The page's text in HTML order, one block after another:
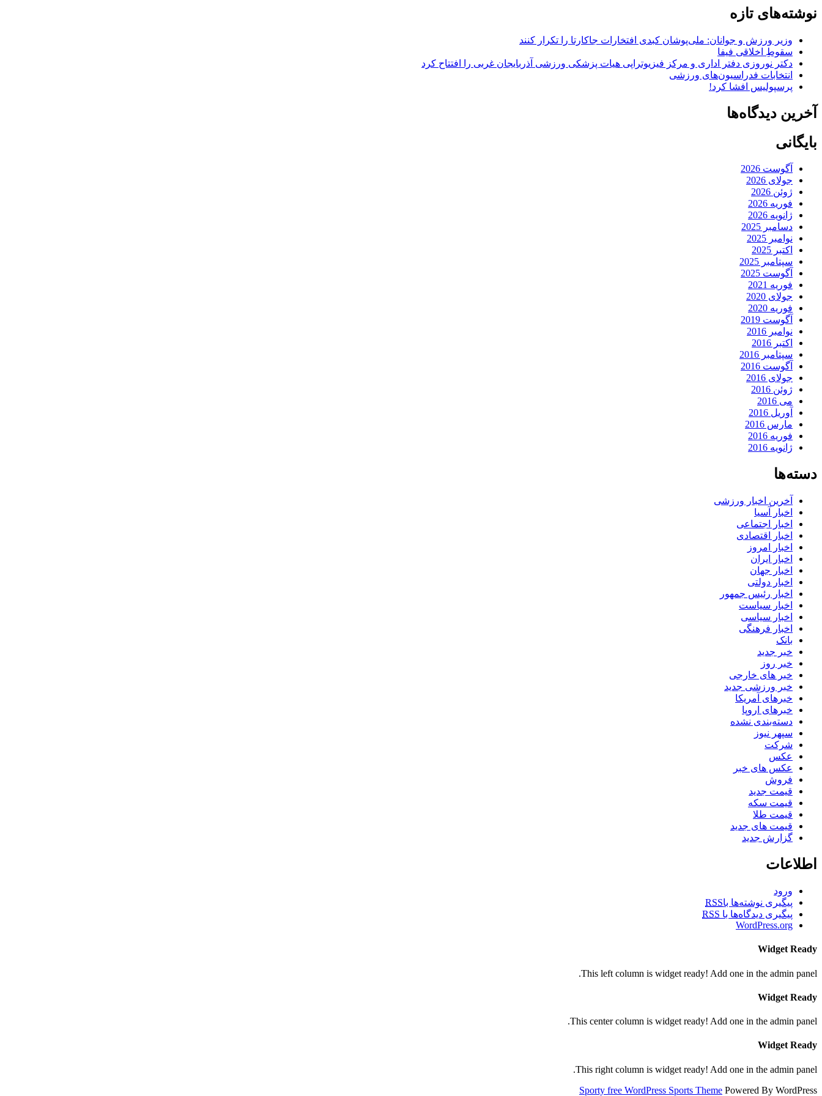
نوشته‌های تازه
وزیر ورزش و جوانان: ملی‌پوشان کبدی افتخارات جاکارتا را تکرار کنند
سقوطِ اخلاقی فیفا
دکتر نوروزی دفتر اداری و مرکز فیزیوتراپی هیات پزشکی ورزشی آذربایجان غربی را افتتاح کرد
انتخابات فدراسیون‌های ورزشی
پرسپولیس افشا کرد!
آخرین دیدگاه‌ها
بایگانی
آگوست 2026
جولای 2026
ژوئن 2026
فوریه 2026
ژانویه 2026
دسامبر 2025
نوامبر 2025
اکتبر 2025
سپتامبر 2025
آگوست 2025
فوریه 2021
جولای 2020
فوریه 2020
آگوست 2019
نوامبر 2016
اکتبر 2016
سپتامبر 2016
آگوست 2016
جولای 2016
ژوئن 2016
می 2016
آوریل 2016
مارس 2016
فوریه 2016
ژانویه 2016
دسته‌ها
آخرین اخبار ورزشی
اخبار آسیا
اخبار اجتماعی
اخبار اقتصادی
اخبار امروز
اخبار ایران
اخبار جهان
اخبار دولتی
اخبار رئیس جمهور
اخبار سیاست
اخبار سیاسی
اخبار فرهنگی
بانک
خبر جدید
خبر روز
خبر های خارجی
خبر ورزشی جدید
خبرهای آمریکا
خبرهای اروپا
دسته‌بندی نشده
سپهر نیوز
شرکت
عکس
عکس های خبر
فروش
قیمت جدید
قیمت سکه
قیمت طلا
قیمت های جدید
گزارش جدید
اطلاعات
ورود
پیگیری نوشته‌ها باRSS
پیگیری دیدگاه‌ها با RSS
WordPress.org
Widget Ready
This left column is widget ready! Add one in the admin panel.
Widget Ready
This center column is widget ready! Add one in the admin panel.
Widget Ready
This right column is widget ready! Add one in the admin panel.
Sporty free WordPress Sports Theme Powered By WordPress